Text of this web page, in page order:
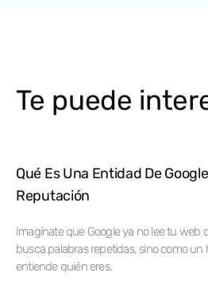
Te puede
Qué Es Una Entidad De
Reputación
Imagínate que Google ya no lee tu web
busca palabras repetidas, sino como
entiende quién eres.